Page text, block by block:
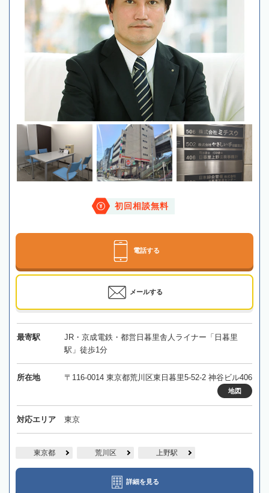
初回相談無料
電話する
メールする
最寄駅
JR・京成電鉄・都営日暮里舎人ライナー「日暮里
駅」徒歩1分
所在地 〒116-0014 東京都荒川区東日暮里5-52-2 神谷ビル406
地図
対応エリア 東京
東京都 荒川区 上野駅
詳細を見る